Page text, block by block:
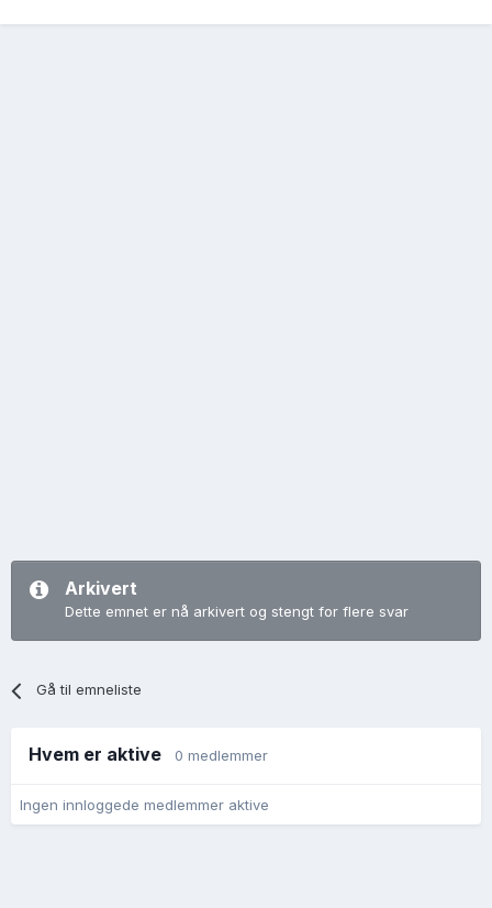
Arkivert
Dette emnet er nå arkivert og stengt for flere svar
Gå til emneliste
Hvem er aktive 0 medlemmer
Ingen innloggede medlemmer aktive